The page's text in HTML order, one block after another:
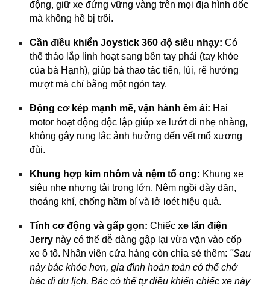
động, giữ xe đứng vững vàng trên mọi địa hình dốc
mà không hề bị trôi.
Cần điều khiển Joystick 360 độ siêu nhạy: Có
thể tháo lắp linh hoạt sang bên tay phải (tay khỏe
của bà Hạnh), giúp bà thao tác tiến, lùi, rẽ hướng
mượt mà chỉ bằng một ngón tay.
Động cơ kép mạnh mẽ, vận hành êm ái: Hai
motor hoạt động độc lập giúp xe lướt đi nhẹ nhàng,
không gây rung lắc ảnh hưởng đến vết mổ xương
đùi.
Khung hợp kim nhôm và nệm tổ ong: Khung xe
siêu nhẹ nhưng tải trọng lớn. Nệm ngồi dày dặn,
thoáng khí, chống hầm bí và lở loét hiệu quả.
Tính cơ động và gấp gọn: Chiếcxe lăn điện
Jerry này có thể dễ dàng gập lại vừa vặn vào cốp
xe ô tô. Nhân viên cửa hàng còn chia sẻ thêm: "Sau
này bác khỏe hơn, gia đình hoàn toàn có thể chở
bác đi du lịch. Bác có thể tự điều khiển chiếc xe này